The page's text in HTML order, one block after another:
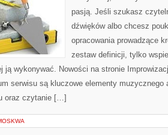
pasją. Jeśli szukasz
dźwięków albo chcesz
opracowania prowadzące
zestaw definicji, tylko
ją wykonywać. Nowości na stronie
serwisu są kluczowe elementy muzycznego
oraz czytanie […]